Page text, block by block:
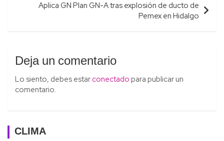
Aplica GN Plan GN-A tras explosión de ducto de
Pemex en Hidalgo
Deja un comentario
Lo siento, debes estar conectado para publicar un
comentario.
CLIMA